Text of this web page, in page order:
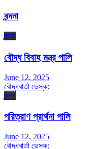
বন্দনা
বন্দনা
বৌদ্ধ বিবাহ মন্ত্র পালি
June 12, 2025
বৌদ্ধবার্তা ডেস্ক:
বন্দনা
পরিত্রাণ প্রার্থনা পালি
June 12, 2025
বৌদ্ধবার্তা ডেস্ক: